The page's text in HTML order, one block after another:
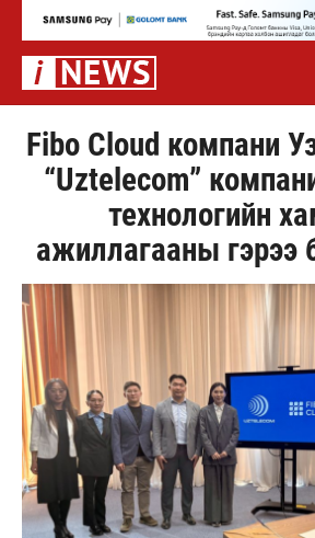
Fibo Cloud компани
“Uztelecom”
технологийн
ажиллагааны гэрээ